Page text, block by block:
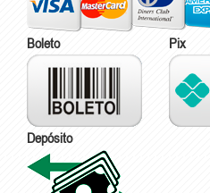
Boleto Pix
Depósito